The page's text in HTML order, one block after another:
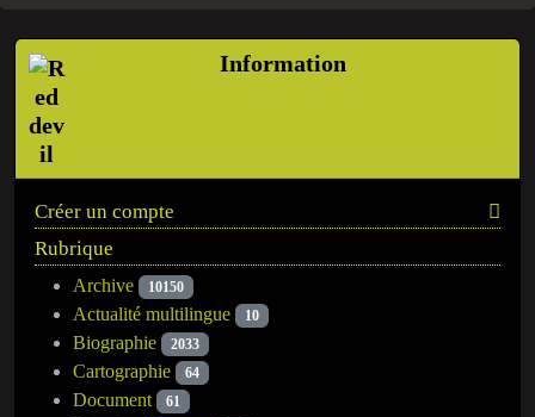
Information
Créer un compte
Rubrique
Archive 10150
Actualité multilingue 10
Biographie 2033
Cartographie 64
Document 61